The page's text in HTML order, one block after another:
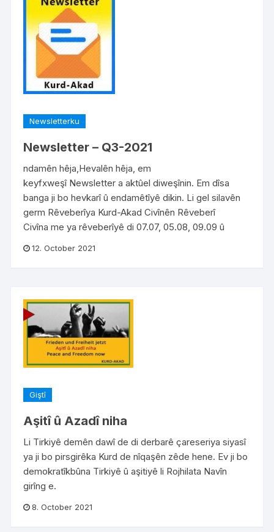
Newsletterku
Newsletter – Q3-2021
ndamên hêja,Hevalên hêja, em
keyfxweşî Newsletter a aktûel diweşînin. Em dîsa
banga ji bo hevkarî û endamêtîyê dikin. Li gel silavên
germ Rêveberîya Kurd-Akad Civînên Rêveberî
Civîna me ya rêveberîyê di 07.07, 05.08, 09.09 û
12. October 2021
Giştî
Aşitî û Azadî niha
Li Tirkiyê demên dawî de di derbarê çareseriya siyasî
ya ji bo pirsgirêka Kurd de nîqaşên zêde hene. Ev ji bo
demokratîkbûna Tirkiyê û aşitiyê li Rojhilata Navîn
girîng e.
8. October 2021